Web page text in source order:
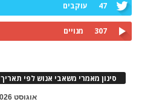
47 עוקבים
307 מנויים
סינון מאמרי משאבי אנוש לפי תאריך
אוגוסט 2026